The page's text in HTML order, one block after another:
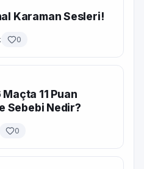
Karaman Sesleri!
0
11 Puan
Sebebi Nedir?
0